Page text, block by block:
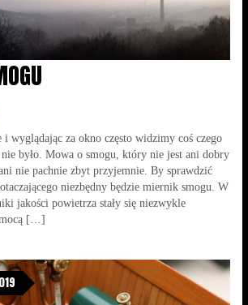
i wyglądając za okno często widzimy coś czego
było. Mowa o smogu, który nie jest ani dobry
nie pachnie zbyt przyjemnie. By sprawdzić
niezbędny będzie miernik smogu. W
jakości powietrza stały się niezwykle
[…]